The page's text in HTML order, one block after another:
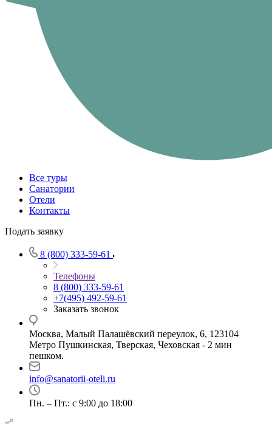
Все туры
Санатории
Отели
Контакты
Подать заявку
8 (800) 333-59-61
Телефоны
8 (800) 333-59-61
+7(495) 492-59-61
Заказать звонок
Москва, Малый Палашёвский переулок, 6, 123104
Метро Пушкинская, Тверская, Чеховская - 2 мин
пешком.
info@sanatorii-oteli.ru
Пн. – Пт.: с 9:00 до 18:00